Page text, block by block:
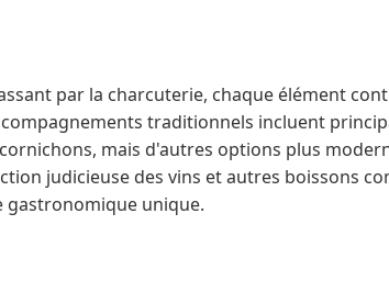
par la charcuterie, chaque élément
traditionnels incluent
mais d'autres options plus
judicieuse des vins et autres boissons
gastronomique unique.